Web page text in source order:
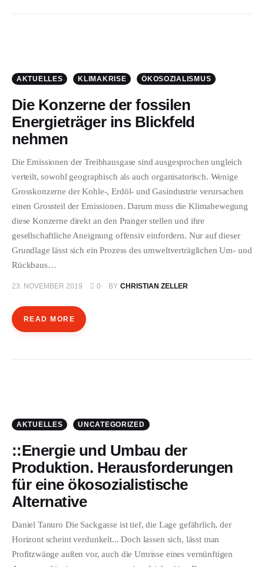
AKTUELLES KLIMAKRISE ÖKOSOZIALISMUS
Die Konzerne der fossilen
Energieträger ins Blickfeld
nehmen
Die Emissionen der Treibhausgase sind ausgesprochen ungleich
verteilt, sowohl geographisch als auch organisatorisch. Wenige
Grosskonzerne der Kohle-, Erdöl- und Gasindustrie verursachen
einen Grossteil der Emissionen. Darum muss die Klimabewegung
diese Konzerne direkt an den Pranger stellen und ihre
gesellschaftliche Aneignung offensiv einfordern. Nur auf dieser
Grundlage lässt sich ein Prozess des umweltverträglichen Um- und
Rückbaus…
23. NOVEMBER 2019 0 BY CHRISTIAN ZELLER
READ MORE
AKTUELLES UNCATEGORIZED
::Energie und Umbau der
Produktion. Herausforderungen
für eine ökosozialistische
Alternative
Daniel Tanuro Die Sackgasse ist tief, die Lage gefährlich, der
Horizont scheint verdunkelt... Doch lassen sich, lässt man
Profitzwänge außen vor, auch die Umrisse eines vernünftigen